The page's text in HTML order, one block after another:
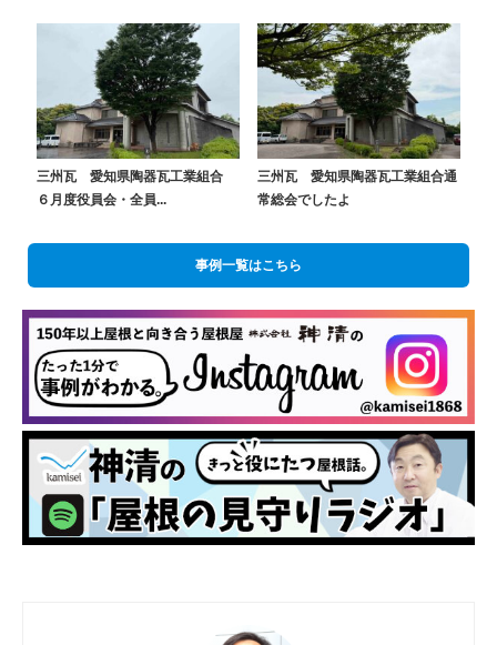
三州瓦 愛知県陶器瓦工業組合
６月度役員会・全員...
三州瓦 愛知県陶器瓦工業組合通
常総会でしたよ
事例一覧はこちら